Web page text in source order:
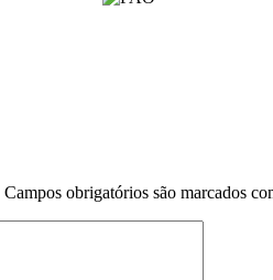
Campos obrigatórios são marcados